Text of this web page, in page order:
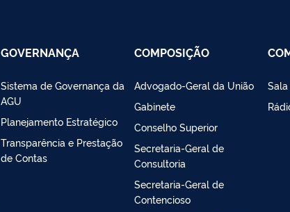
GOVERNANÇA
Sistema de Governança da
AGU
Planejamento Estratégico
Transparência e Prestação
de Contas
COMPOSIÇÃO
Advogado-Geral da União
Gabinete
Conselho Superior
Secretaria-Geral de
Consultoria
Secretaria-Geral de
Contencioso